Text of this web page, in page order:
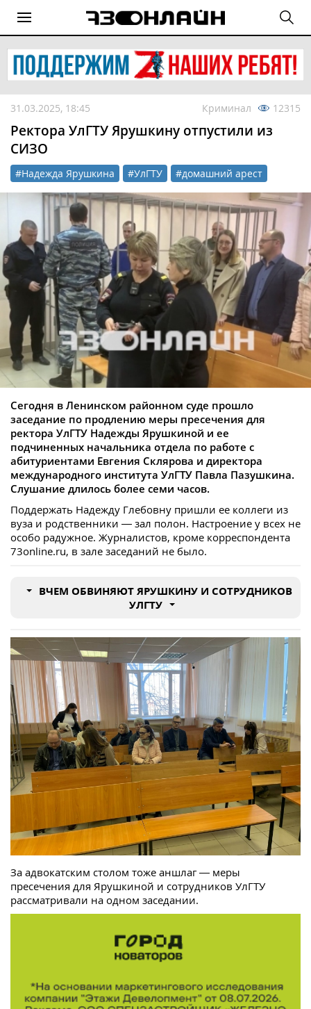
31.03.2025, 18:45 Криминал 12315
Ректора УлГТУ Ярушкину отпустили из
СИЗО
#Надежда Ярушкина #УлГТУ #домашний арест
Сегодня в Ленинском районном суде прошло
заседание по продлению меры пресечения для
ректора УлГТУ Надежды Ярушкиной и ее
подчиненных начальника отдела по работе с
абитуриентами Евгения Склярова и директора
международного института УлГТУ Павла Пазушкина.
Слушание длилось более семи часов.
Поддержать Надежду Глебовну пришли ее коллеги из
вуза и родственники — зал полон. Настроение у всех не
особо радужное. Журналистов, кроме корреспондента
73online.ru, в зале заседаний не было.
ВЧЕМ ОБВИНЯЮТ ЯРУШКИНУ И СОТРУДНИКОВ
УЛГТУ
За адвокатским столом тоже аншлаг — меры
пресечения для Ярушкиной и сотрудников УлГТУ
рассматривали на одном заседании.